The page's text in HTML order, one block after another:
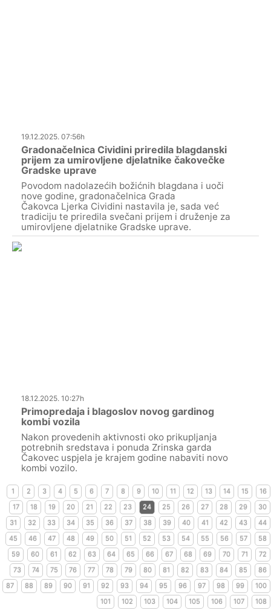
19.12.2025. 07:56h
Gradonačelnica Cividini priredila blagdanski
prijem za umirovljene djelatnike čakovečke
Gradske uprave
Povodom nadolazećih božićnih blagdana i uoči
nove godine, gradonačelnica Grada
Čakovca Ljerka Cividini nastavila je, sada već
tradiciju te priredila svečani prijem i druženje za
umirovljene djelatnike Gradske uprave.
18.12.2025. 10:27h
Primopredaja i blagoslov novog gardinog
kombi vozila
Nakon provedenih aktivnosti oko prikupljanja
potrebnih sredstava i ponuda Zrinska garda
Čakovec uspjela je krajem godine nabaviti novo
kombi vozilo.
1 2 3 4 5 6 7 8 9 10 11 12 13 14 15
16
17
18 19 20 21 22 23 24 25 26 27 28 29
30
31
32 33 34 35 36 37 38 39 40 41 42 43
44
45
46 47 48 49 50 51 52 53 54 55 56 57
58
59
60 61 62 63 64 65 66 67 68 69 70 71
72
73
74 75 76 77 78 79 80 81 82 83 84 85
86
87
88 89 90 91 92 93 94 95 96 97 98 99
100
101
102 103 104 105 106 107 108